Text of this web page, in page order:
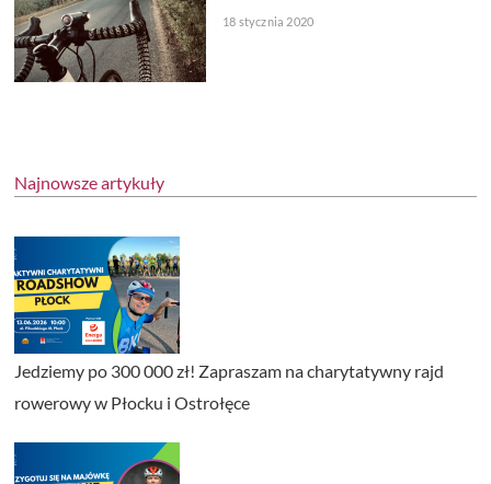
18 stycznia 2020
Najnowsze artykuły
Jedziemy po 300 000 zł! Zapraszam na charytatywny rajd
rowerowy w Płocku i Ostrołęce